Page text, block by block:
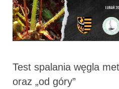
Test spalania węgla
oraz „od góry”